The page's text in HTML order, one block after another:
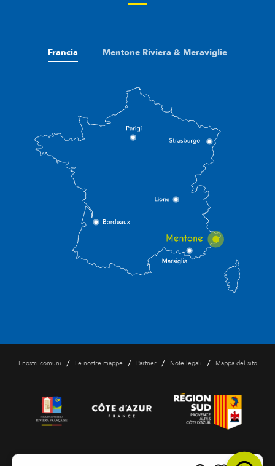
Francia Mentone Riviera & Meraviglie
I nostri comuni / Le nostre mappe / Partner / Note legali / Mappa del sito